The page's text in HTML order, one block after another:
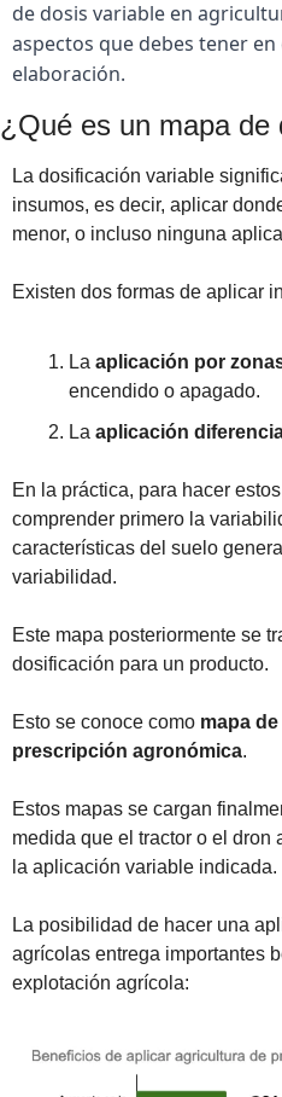
de dosis variable en
aspectos que debes tener
elaboración.
¿Qué es un mapa de
La dosificación variable
insumos, es decir, aplicar
menor, o incluso ninguna
Existen dos formas de aplicar
La aplicación por
encendido o apagado.
La aplicación
En la práctica, para hacer
comprender primero la
características del suelo
variabilidad.
Este mapa posteriormente se
dosificación para un producto.
Esto se conoce como mapa
prescripción agronómica.
Estos mapas se cargan
medida que el tractor o el dron
la aplicación variable indicada.
La posibilidad de hacer una
agrícolas entrega importantes
explotación agrícola: